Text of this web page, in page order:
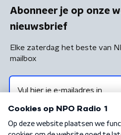
Abonneer je op onze
nieuwsbrief
Elke zaterdag het beste van
mailbox